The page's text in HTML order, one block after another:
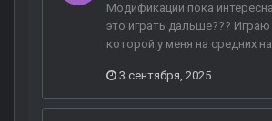
Модификации пока
это играть дальше??? Играю
которой у меня на средних
3 сентября, 2025